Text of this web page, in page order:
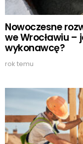
Nowoczesne
we Wrocławiu
wykonawcę?
rok temu